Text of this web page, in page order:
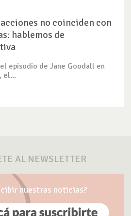
no coinciden con
hablemos de
episodio de Jane Goodall en
el...
AL NEWSLETTER
nuestras noticias?